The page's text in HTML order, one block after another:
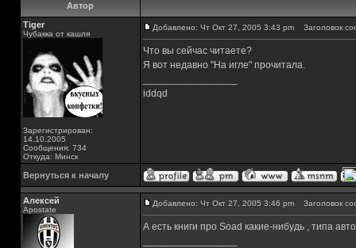
Автор
Tiger
Чубакка от кашля
Зарегистрирован:
14.10.2005
Сообщения: 734
Откуда: Минск
Добавлено: Чт Окт 27, 2005 3:43 pm Заголовок
Что вы сейчас читаете?
Я вот недавно "На игле" прочитала.
iddqd
Вернуться к началу
Алексей
Apostate
Добавлено: Чт Окт 27, 2005 3:46 pm Заголовок
А есть книги про Soad какие-нибудь , типа